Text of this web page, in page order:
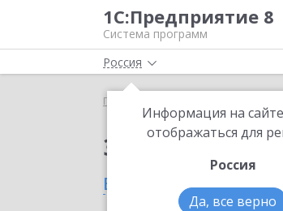
1С:Предприятие 8
Система программ
Россия
Информация на
отображаться для
Россия
Да, все верно
Главная
Заказать
в Мирном